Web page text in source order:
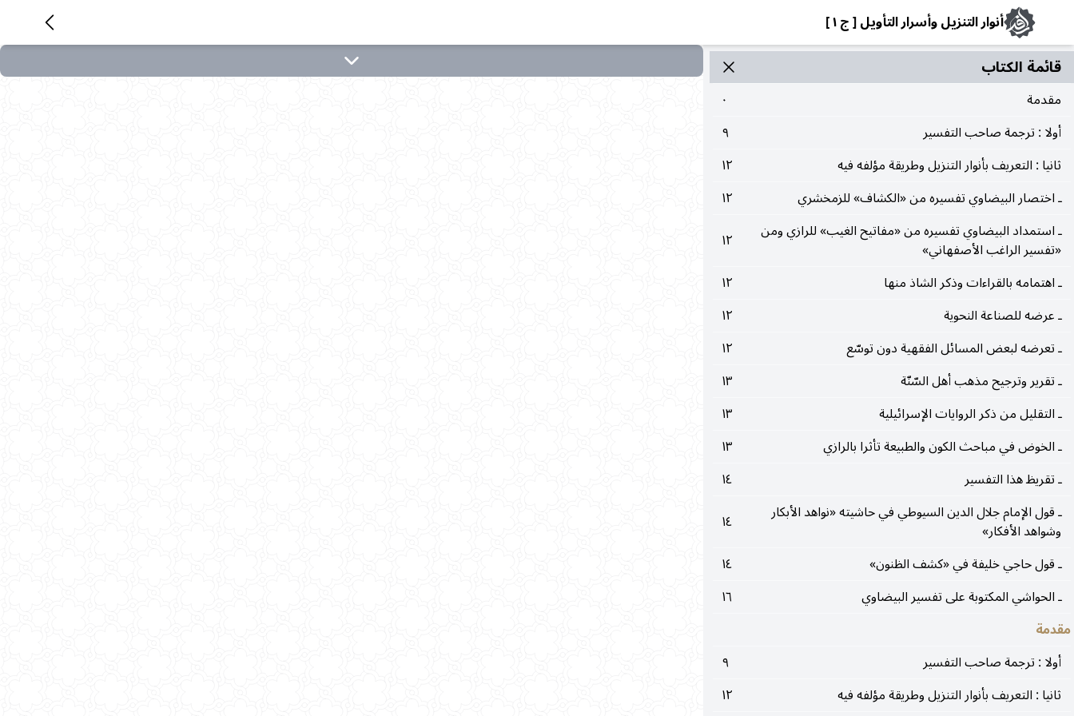
أنوار التنزيل وأسرار التأويل [ ج ١ ]
قائمة الکتاب
مقدمة
٠
أولا : ترجمة صاحب التفسير
٩
ثانيا : التعريف بأنوار التنزيل وطريقة مؤلفه فيه
١٢
ـ اختصار البيضاوي تفسيره من «الكشاف» للزمخشري
١٢
ـ استمداد البيضاوي تفسيره من «مفاتيح الغيب» للرازي ومن
«تفسير الراغب الأصفهاني»
١٢
ـ اهتمامه بالقراءات وذكر الشاذ منها
١٢
ـ عرضه للصناعة النحوية
١٢
ـ تعرضه لبعض المسائل الفقهية دون توسّع
١٢
ـ تقرير وترجيح مذهب أهل السّنّة
١٣
ـ التقليل من ذكر الروايات الإسرائيلية
١٣
ـ الخوض في مباحث الكون والطبيعة تأثرا بالرازي
١٣
ـ تقريظ هذا التفسير
١٤
ـ قول الإمام جلال الدين السيوطي في حاشيته «نواهد الأبكار
وشواهد الأفكار»
١٤
ـ قول حاجي خليفة في «كشف الظنون»
١٤
ـ الحواشي المكتوبة على تفسير البيضاوي
١٦
مقدمة
أولا : ترجمة صاحب التفسير
٩
ثانيا : التعريف بأنوار التنزيل وطريقة مؤلفه فيه
١٢
البحث